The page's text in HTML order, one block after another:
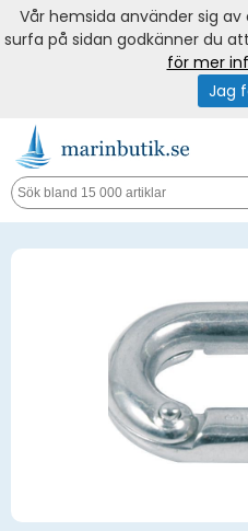
Vår hemsida använder sig
surfa på sidan godkänner du
för mer
Jag